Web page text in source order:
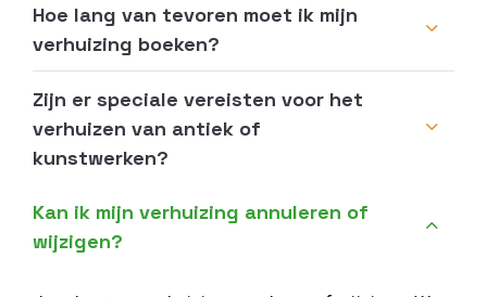
Hoe lang van tevoren moet ik mijn
verhuizing boeken?
Zijn er speciale vereisten voor het
verhuizen van antiek of
kunstwerken?
Kan ik mijn verhuizing annuleren of
wijzigen?